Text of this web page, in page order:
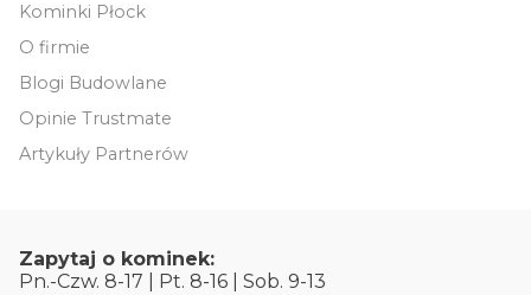
Kominki Płock
O firmie
Blogi Budowlane
Opinie Trustmate
Artykuły Partnerów
Zapytaj o kominek:
Pn.-Czw. 8-17 | Pt. 8-16 | Sob. 9-13